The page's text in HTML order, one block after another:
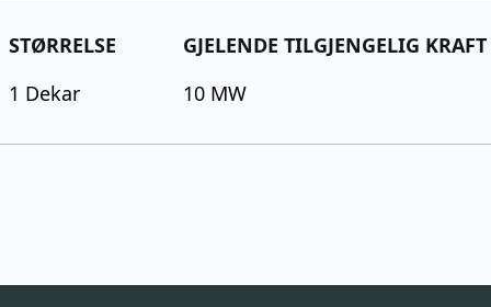
STØRRELSE
1 Dekar
GJELENDE TILGJENGELIG KRAFT
10 MW